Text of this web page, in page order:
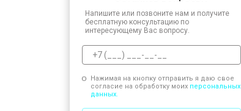
Напишите или позвоните нам и получите
бесплатную консультацию по
интересующему Вас вопросу.
Нажимая на кнопку отправить я даю свое
согласие на обработку моих персональных
данных.